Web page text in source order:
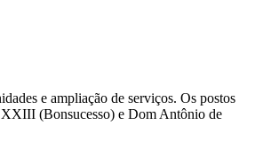
e ampliação de serviços. Os postos
(Bonsucesso) e Dom Antônio de